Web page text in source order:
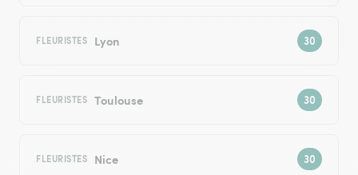
FLEURISTES Lyon
FLEURISTES Toulouse
FLEURISTES Nice